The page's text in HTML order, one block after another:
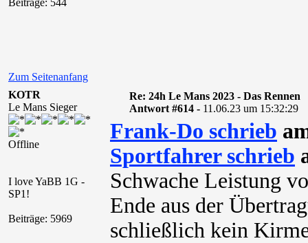
Beiträge: 544
Zum Seitenanfang
KOTR
Le Mans Sieger
Offline
I love YaBB 1G -
SP1!
Beiträge: 5969
Re: 24h Le Mans 2023 - Das Rennen
Antwort #614 - 11.06.23 um 15:32:29
Frank-Do schrieb
Sportfahrer schrieb
Schwache Leistung
Ende aus der
schließlich kein